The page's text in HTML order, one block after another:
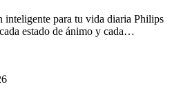
inteligente para tu vida diaria Philips
estado de ánimo y cada…